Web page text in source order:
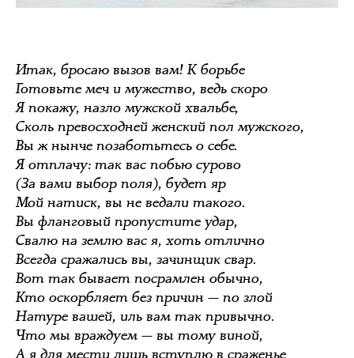
Итак, бросаю вызов вам! К борьбе
Готовьте меч и мужество, ведь скоро
Я покажу, назло мужской хвальбе,
Сколь превосходней женский пол мужского,
Вы ж нынче позаботьтесь о себе.
Я отплачу: так вас побью сурово
(За вами выбор поля), будет яр
Мой натиск, вы не ведали такого.
Вы фланговый пропустите удар,
Свалю на землю вас я, хоть отлично
Всегда сражались вы, зачинщик свар.
Вот так бывает посрамлен обычно,
Кто оскорбляет без причин — по злой
Натуре вашей, иль вам так привычно.
Что мы враждуем — вы тому виной,